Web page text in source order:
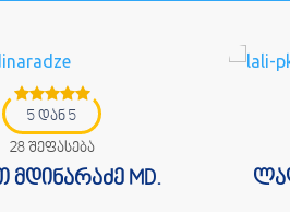
5 დან 5
28 შეფასება
მდინარაძე MD.